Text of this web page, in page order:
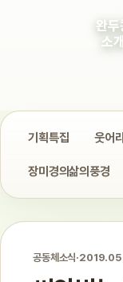
완두
소개
기획특집 웃어
장미경의삶의풍경
공동체소식·